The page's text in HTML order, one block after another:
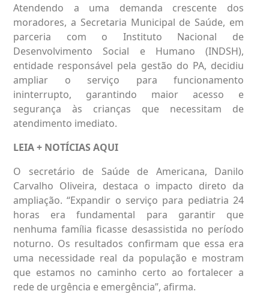
Atendendo a uma demanda crescente dos
moradores, a Secretaria Municipal de Saúde, em
parceria com o Instituto Nacional de
Desenvolvimento Social e Humano (INDSH),
entidade responsável pela gestão do PA, decidiu
ampliar o serviço para funcionamento
ininterrupto, garantindo maior acesso e
segurança às crianças que necessitam de
atendimento imediato.
LEIA + NOTÍCIAS AQUI
O secretário de Saúde de Americana, Danilo
Carvalho Oliveira, destaca o impacto direto da
ampliação. “Expandir o serviço para pediatria 24
horas era fundamental para garantir que
nenhuma família ficasse desassistida no período
noturno. Os resultados confirmam que essa era
uma necessidade real da população e mostram
que estamos no caminho certo ao fortalecer a
rede de urgência e emergência”, afirma.